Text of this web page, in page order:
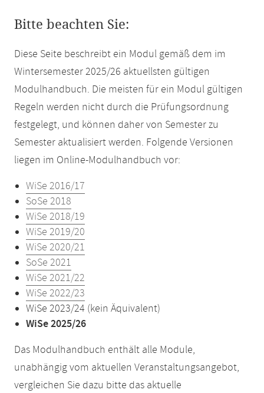
Bitte beachten Sie:
Diese Seite beschreibt ein Modul gemäß dem im
Wintersemester 2025/26 aktuellsten gültigen
Modulhandbuch. Die meisten für ein Modul gültigen
Regeln werden nicht durch die Prüfungsordnung
festgelegt, und können daher von Semester zu
Semester aktualisiert werden. Folgende Versionen
liegen im Online-Modulhandbuch vor:
WiSe 2016/17
SoSe 2018
WiSe 2018/19
WiSe 2019/20
WiSe 2020/21
SoSe 2021
WiSe 2021/22
WiSe 2022/23
WiSe 2023/24 (kein Äquivalent)
WiSe 2025/26
Das Modulhandbuch enthält alle Module,
unabhängig vom aktuellen Veranstaltungsangebot,
vergleichen Sie dazu bitte das aktuelle